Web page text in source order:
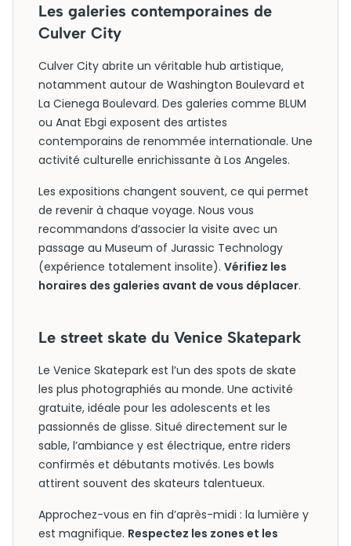
Les galeries contemporaines de
Culver City
Culver City abrite un véritable hub artistique,
notamment autour de Washington Boulevard et
La Cienega Boulevard. Des galeries comme BLUM
ou Anat Ebgi exposent des artistes
contemporains de renommée internationale. Une
activité culturelle enrichissante à Los Angeles.
Les expositions changent souvent, ce qui permet
de revenir à chaque voyage. Nous vous
recommandons d’associer la visite avec un
passage au Museum of Jurassic Technology
(expérience totalement insolite). Vérifiez les
horaires des galeries avant de vous déplacer.
Le street skate du Venice Skatepark
Le Venice Skatepark est l’un des spots de skate
les plus photographiés au monde. Une activité
gratuite, idéale pour les adolescents et les
passionnés de glisse. Situé directement sur le
sable, l’ambiance y est électrique, entre riders
confirmés et débutants motivés. Les bowls
attirent souvent des skateurs talentueux.
Approchez-vous en fin d’après-midi : la lumière y
est magnifique. Respectez les zones et les